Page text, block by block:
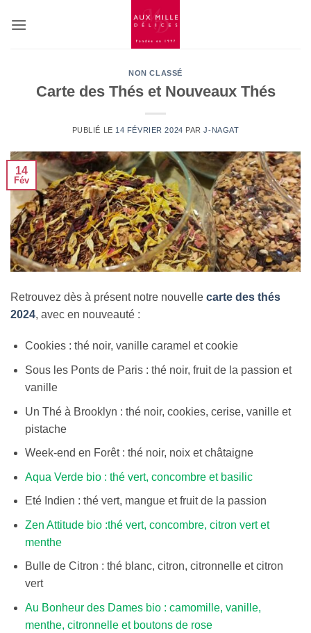
NON CLASSÉ
Carte des Thés et Nouveaux Thés
PUBLIÉ LE 14 FÉVRIER 2024 PARJ-NAGAT
14
Fév
Retrouvez dès à présent notre nouvelle carte des thés
2024, avec en nouveauté :
Cookies : thé noir, vanille caramel et cookie
Sous les Ponts de Paris : thé noir, fruit de la passion et
vanille
Un Thé à Brooklyn : thé noir, cookies, cerise, vanille et
pistache
Week-end en Forêt : thé noir, noix et châtaigne
Aqua Verde bio : thé vert, concombre et basilic
Eté Indien : thé vert, mangue et fruit de la passion
Zen Attitude bio :thé vert, concombre, citron vert et
menthe
Bulle de Citron : thé blanc, citron, citronnelle et citron
vert
Au Bonheur des Dames bio : camomille, vanille,
menthe, citronnelle et boutons de rose